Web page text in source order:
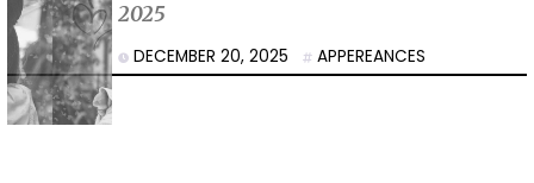
2025
DECEMBER 20, 2025 APPEREANCES